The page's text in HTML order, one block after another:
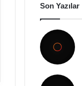
Son Yazılar